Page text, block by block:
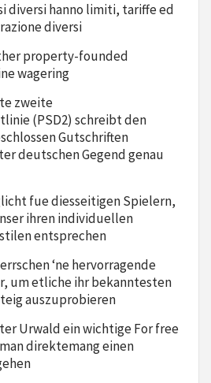
diversi hanno limiti, tariffe ed
diversi
property-founded
wagering
zweite
(PSD2) schreibt den
Gutschriften
deutschen Gegend genau
fue diesseitigen Spielern,
ihren individuellen
entsprechen
‘ne hervorragende
um etliche ihr bekanntesten
auszuprobieren
Urwald ein wichtige For free
direktemang einen